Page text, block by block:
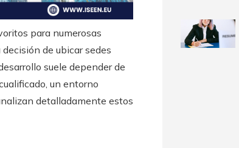
para numerosas
de ubicar sedes
suele depender de
un entorno
detalladamente estos